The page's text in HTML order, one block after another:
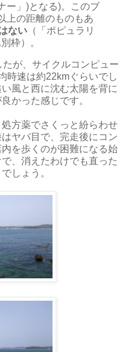
ー」)となる)。このブ
上の距離のものもあ
ない （「ポピュラリ
枠）。
が、サイクルコンピュー
時速は約22kmぐらいでし
風と西に沈む太陽を背に
かった感じです。
方薬でさくっと紛らわせ
ヤバ目で、完走後にコン
を歩くのが困難になる始
、消えたわけでも直った
しょう。